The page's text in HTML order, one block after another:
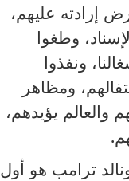
إرادته عليهم،
وطغوا
ونفذوا
ومظاهر
يؤيدهم،
ترامب هو أول